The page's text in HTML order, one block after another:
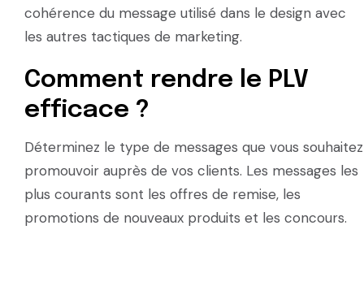
cohérence du message utilisé dans le design avec
les autres tactiques de marketing.
Comment rendre le PLV
efficace ?
Déterminez le type de messages que vous souhaitez
promouvoir auprès de vos clients. Les messages les
plus courants sont les offres de remise, les
promotions de nouveaux produits et les concours.